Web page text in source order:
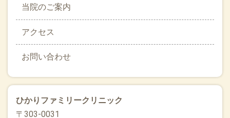
当院のご案内
アクセス
お問い合わせ
ひかりファミリークリニック
〒303-0031